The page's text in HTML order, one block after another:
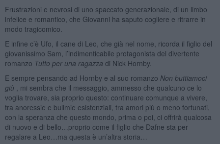
Frustrazioni e nevrosi di uno spaccato generazionale, di un limbo
infelice e romantico, che Giovanni ha saputo cogliere e ritrarre in
modo tragicomico.
E infine c’è Ufo, il cane di Leo, che già nel nome, ricorda il figlio del
giovanissimo Sam, l’indimenticabile protagonista del divertente
romanzo Tutto per una ragazza di Nick Hornby.
E sempre pensando ad Hornby e al suo romanzo Non buttiamoci
giù
, mi sembra che il messaggio, ammesso che qualcuno ce lo
voglia trovare, sia proprio questo: continuare comunque a vivere,
tra anoressie e bulimie esistenziali, tra amori più o meno fortunati,
con la speranza che questo mondo, prima o poi, ci offrirà qualcosa
di nuovo e di bello…proprio come il figlio che Dafne sta per
regalare a Leo…ma questa è un’altra storia…